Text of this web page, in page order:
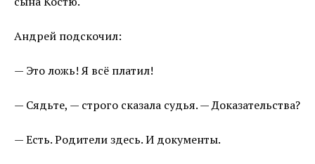
Андрей подскочил:
— Это ложь! Я всё платил!
— Сядьте, — строго сказала судья. — Доказательства?
— Есть. Родители здесь. И документы.